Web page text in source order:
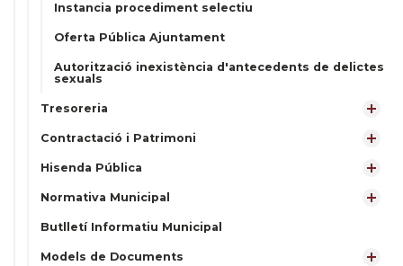
Instancia procediment selectiu
Oferta Pública Ajuntament
Autorització inexistència d'antecedents de delictes
sexuals
Tresoreria
Contractació i Patrimoni
Hisenda Pública
Normativa Municipal
Butlletí Informatiu Municipal
Models de Documents